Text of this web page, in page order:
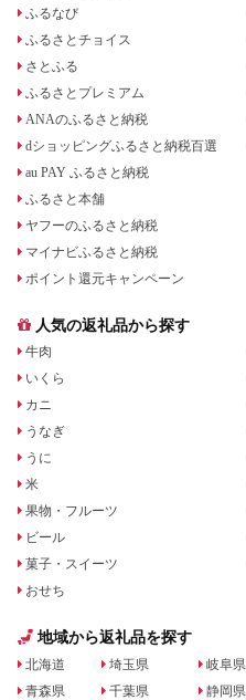
ふるなび
ふるさとチョイス
さとふる
ふるさとプレミアム
ANAのふるさと納税
dショッピングふるさと納税百選
au PAY ふるさと納税
ふるさと本舗
ヤフーのふるさと納税
マイナビふるさと納税
ポイント還元キャンペーン
人気の返礼品から探す
牛肉
いくら
カニ
うなぎ
うに
米
果物・フルーツ
ビール
菓子・スイーツ
おせち
地域から返礼品を探す
北海道
青森県
埼玉県
千葉県
岐阜県
静岡県